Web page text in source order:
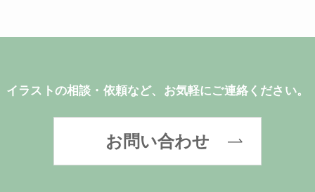
イラストの相談・依頼など、お気軽にご連絡ください。
お問い合わせ